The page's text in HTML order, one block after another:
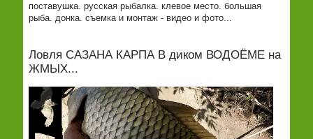
поставушка. русская рыбалка. клевое место. большая
рыба. донка. съемка и монтаж - видео и фото...
Ловля САЗАНА КАРПА В диком ВОДОЁМЕ на
ЖМЫХ...